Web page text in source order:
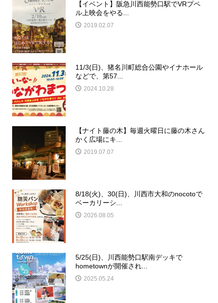
【イベント】阪急川西能勢口駅でVRプペ
ル上映会をやる...
2019.02.07
11/3(日)、猪名川町総合公園やイナホール
などで、第57...
2024.10.28
【ナイト藤の木】毎週火曜日に藤の木さん
かく広場にキ...
2019.07.07
8/18(火)、30(日)、川西市大和のnocotoで
ベーカリーシ...
2026.08.05
5/25(日)、川西能勢口駅南デッキで
hometownが開催され...
2025.05.24